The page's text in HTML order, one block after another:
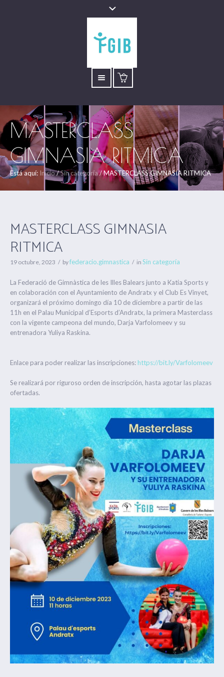
MASTERCLASS
GIMNASIA RITMICA
Está aquí: Inicio/Sin categoría/MASTERCLASS GIMNASIA RITMICA
MASTERCLASS GIMNASIA
RITMICA
19 octubre, 2023 byfederacio.gimnastica in Sin categoría
La Federació de Gimnàstica de les Illes Balears junto a Katia Sports y
en colaboración con el Ayuntamiento de Andratx y el Club Es Vinyet,
organizará el próximo domingo día 10 de diciembre a partir de las
11h en el Palau Municipal d’Esports d’Andratx, la primera Masterclass
con la vigente campeona del mundo, Darja Varfolomeev y su
entrenadora Yuliya Raskina.
Enlace para poder realizar las inscripciones: https://bit.ly/Varfolomeev
Se realizará por riguroso orden de inscripción, hasta agotar las plazas
ofertadas.